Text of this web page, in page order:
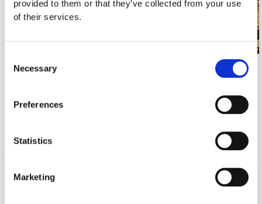
provided to them or that they’ve collected from your use
of their services.
Selection
Necessary
Preferences
Statistics
Marketing
Porsche Roadshow 2025 x Big Green Egg
Read more